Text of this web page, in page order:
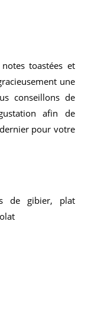
toastées et
une
conseillons de
afin de
pour votre
de gibier, plat